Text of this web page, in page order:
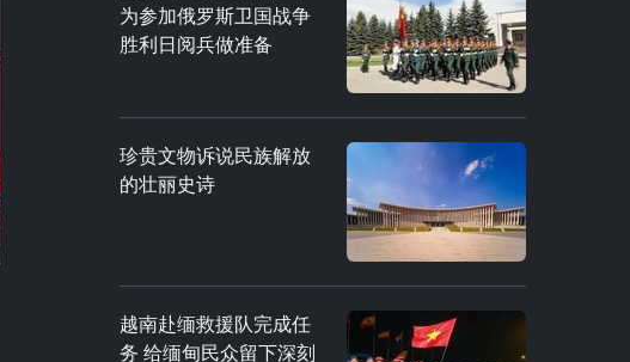
为参加俄罗斯卫国战争
胜利日阅兵做准备
珍贵文物诉说民族解放
的壮丽史诗
越南赴缅救援队完成任
务 给缅甸民众留下深刻